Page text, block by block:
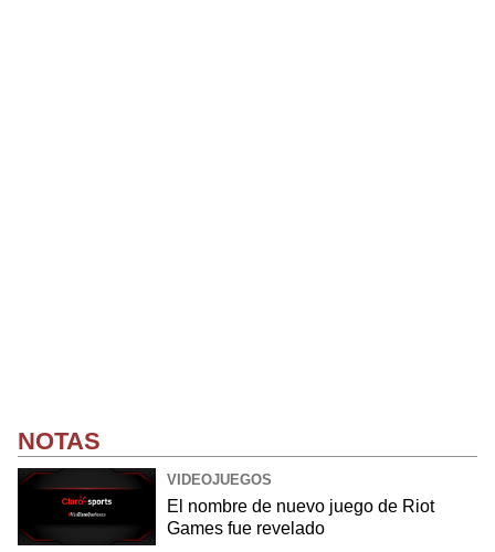
NOTAS
VIDEOJUEGOS
El nombre de nuevo juego de Riot
Games fue revelado